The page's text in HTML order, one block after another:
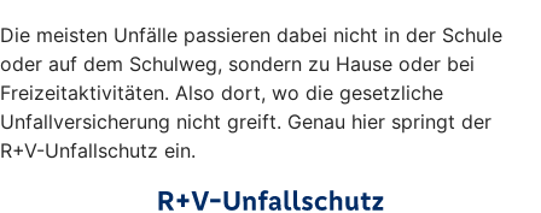
Die meisten Unfälle passieren dabei nicht in der Schule
oder auf dem Schulweg, sondern zu Hause oder bei
Freizeitaktivitäten. Also dort, wo die gesetzliche
Unfallversicherung nicht greift. Genau hier springt der
R+V-Unfallschutz ein.